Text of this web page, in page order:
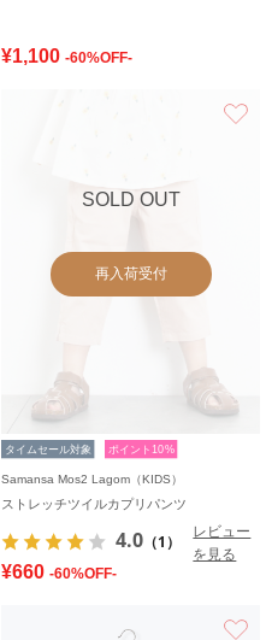
¥1,100 -60%OFF-
SOLD OUT
再入荷受付
タイムセール対象 ポイント10%
Samansa Mos2 Lagom（KIDS）
ストレッチツイルカプリパンツ
4.0 （1）
レビュー
を見る
¥660 -60%OFF-